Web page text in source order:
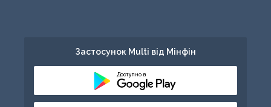
Застосунок Multi від Мінфін
Доступно в